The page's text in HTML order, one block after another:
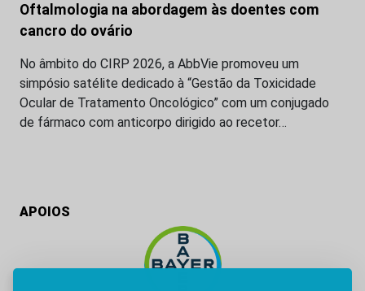
Oftalmologia na abordagem às doentes com
cancro do ovário
No âmbito do CIRP 2026, a AbbVie promoveu um
simpósio satélite dedicado à “Gestão da Toxicidade
Ocular de Tratamento Oncológico” com um conjugado
de fármaco com anticorpo dirigido ao recetor…
APOIOS